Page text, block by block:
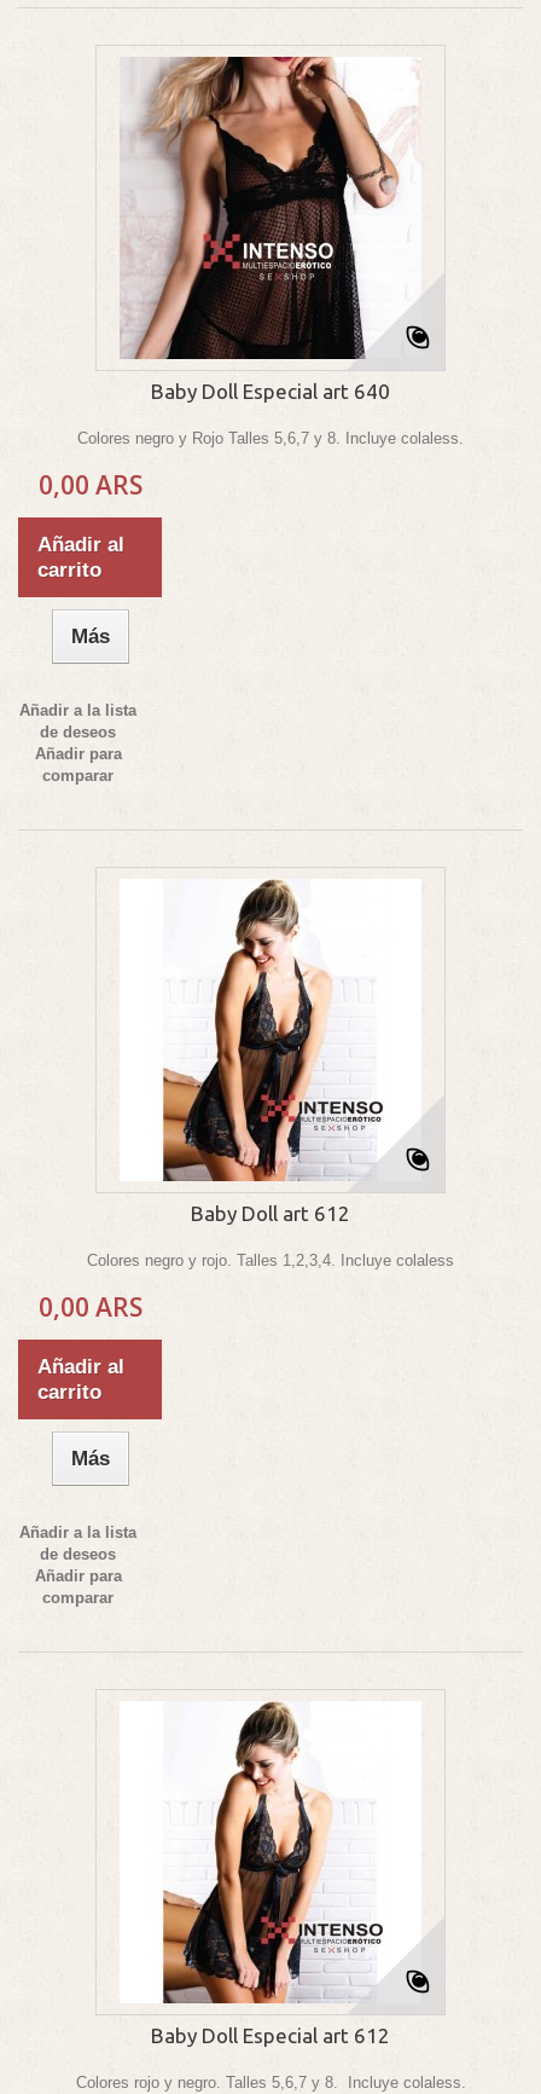
Baby Doll Especial art 640
Colores negro y Rojo Talles 5,6,7 y 8. Incluye colaless.
0,00 ARS
Añadir al
carrito
Más
Añadir a la lista
de deseos
Añadir para
comparar
Baby Doll art 612
Colores negro y rojo. Talles 1,2,3,4. Incluye colaless
0,00 ARS
Añadir al
carrito
Más
Añadir a la lista
de deseos
Añadir para
comparar
Baby Doll Especial art 612
Colores rojo y negro. Talles 5,6,7 y 8. Incluye colaless.